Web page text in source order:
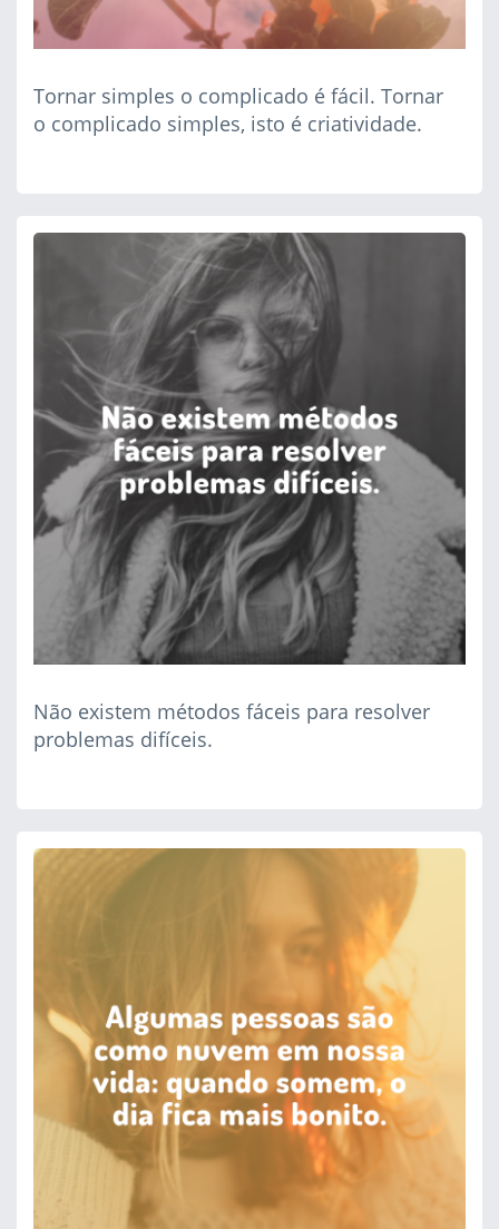
Tornar simples o complicado é fácil. Tornar
o complicado simples, isto é criatividade.
Não existem métodos fáceis para resolver
problemas difíceis.